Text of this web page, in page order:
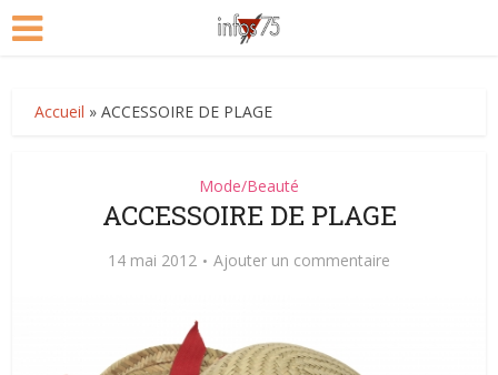
Accueil »ACCESSOIRE DE PLAGE
Mode/Beauté
ACCESSOIRE DE PLAGE
14 mai 2012 Ajouter un commentaire